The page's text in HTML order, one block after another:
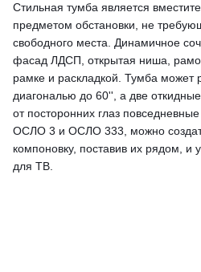
Стильная тумба является
предметом обстановки, не
свободного места. Динамичное
фасад ЛДСП, открытая ниша,
рамке и раскладкой. Тумба может
диагональю до 60'', а две
от посторонних глаз
ОСЛО 3 и ОСЛО 333, можно
компоновку, поставив их рядом, и
для ТВ.